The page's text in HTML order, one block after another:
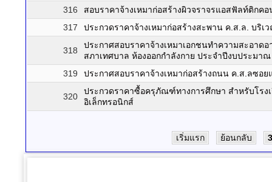
316
สอบราคาจ้างเหมาก่อสร้างผิวจราจรแอสฟัลท์ติก
317
ประกวดราคาจ้างเหมาก่อสร้างสะพาน ค.ส.ล. บริ
318
ประกาศสอบราคาจ้างเหมาเอกชนทำความสะอาด
สภาเทศบาล ห้องออกกำลังกาย ประจำปีงบประม
319
ประกาศสอบราคาจ้างเหมาก่อสร้างถนน ค.ส.ลซอ
320
ประกวดราคาซื้อครุภัณฑ์ทางการศึกษา สำหรับโรง
อิเล็กทรอนิกส์
เริ่มแรก ย้อนกลับ